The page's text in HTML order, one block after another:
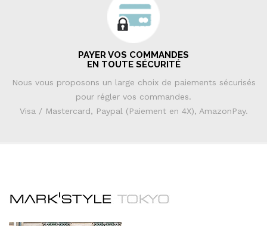
PAYER VOS COMMANDES
EN TOUTE SÉCURITÉ
Nous vous proposons un large choix de paiements sécurisés
pour régler vos commandes.
Visa / Mastercard, Paypal (Paiement en 4X), AmazonPay.